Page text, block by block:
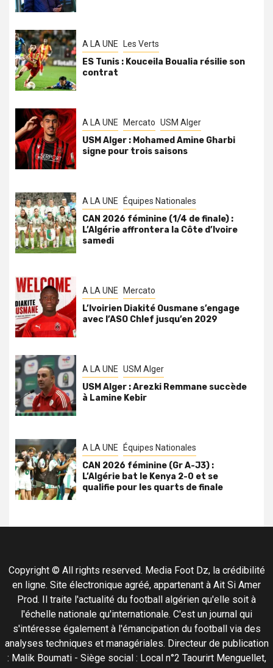
A LA UNE Les Verts
ES Tunis : Kouceila Boualia résilie son
contrat
A LA UNE Mercato USM Alger
USM Alger : Mohamed Amine Gharbi
signe pour trois saisons
A LA UNE Équipes Nationales
CAN 2026 féminine (1/4 de finale) :
L’Algérie affrontera la Côte d’Ivoire
samedi
A LA UNE Mercato
L’Ivoirien Diakité Ousmane s’engage
avec l’ASO Chlef jusqu’en 2029
A LA UNE USM Alger
USM Alger : Arezki Remmane succède
à Lamine Kebir
A LA UNE Équipes Nationales
CAN 2026 féminine (Gr A-J3) :
L’Algérie bat le Kenya 2-0 et se
qualifie pour les quarts de finale
Copyright © All rights reserved. Media Foot Dz, la crédibilité
en ligne. Site électronique agréé, appartenant à Ait Si Amer
Prod. Il traite l'actualité du football algérien qu'elle soit à
l'échelle nationale qu'internationale. C'est un journal qui
s'intéresse également à l'émancipation du football via des
analyses techniques et managériales. Directeur de publication
: Malik Boumati - Siège social : Local n°2 Taourirt Menguellet,